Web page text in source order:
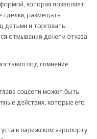
которая позволяет
сделки, размещать
детьми и торговать
отмывания денег и отказа
под сомнение
соцсети может быть
действия, которые его
в парижском аэропорту